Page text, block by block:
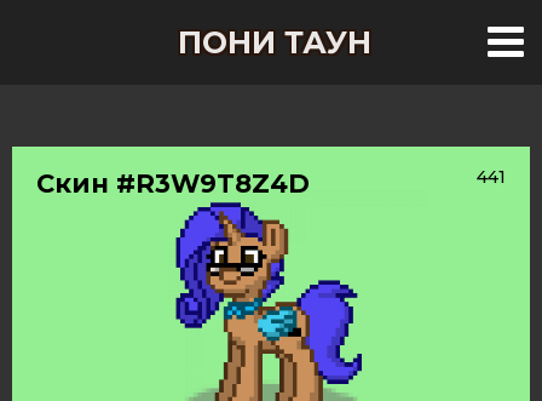
ПОНИ ТАУН
Скин #R3W9T8Z4D 441